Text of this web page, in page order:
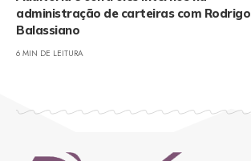
administração de carteiras com Rodrigo
Balassiano
6 MIN DE LEITURA